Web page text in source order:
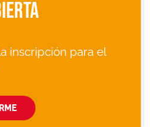
inscripción para el